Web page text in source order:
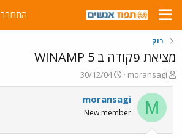
התחבר
רוק
מציאת פקודה ב WINAMP 5
פ
ו
ת
ח
ה
moransagi
פ
ו
ר
ם
30/12/04
M
moransagi
New member